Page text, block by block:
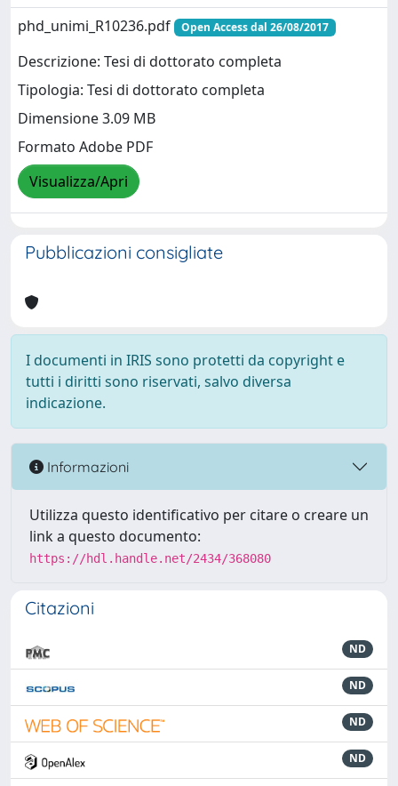
phd_unimi_R10236.pdf
Open Access dal 26/08/2017
Descrizione: Tesi di dottorato completa
Tipologia: Tesi di dottorato completa
Dimensione 3.09 MB
Formato Adobe PDF
Visualizza/Apri
Pubblicazioni consigliate
I documenti in IRIS sono protetti da copyright e
tutti i diritti sono riservati, salvo diversa
indicazione.
Informazioni
Utilizza questo identificativo per citare o creare un
link a questo documento:
https://hdl.handle.net/2434/368080
Citazioni
ND
ND
ND
ND